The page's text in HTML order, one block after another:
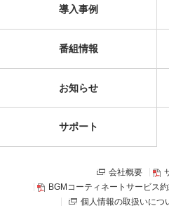
導入事例
番組情報
お知らせ
サポート
会社概要
BGMコーティネートサービス
個人情報の取扱いにつ